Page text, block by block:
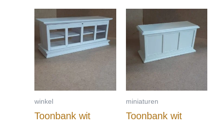
winkel
Toonbank wit
miniaturen
Toonbank wit